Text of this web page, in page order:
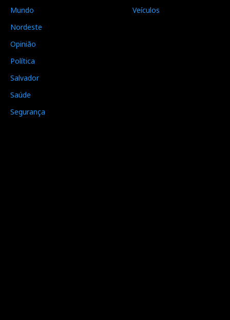
Mundo
Nordeste
Opinião
Política
Salvador
Saúde
Segurança
Veículos